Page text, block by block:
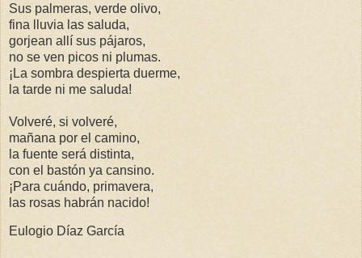
Sus palmeras, verde olivo,
fina lluvia las saluda,
gorjean allí sus pájaros,
no se ven picos ni plumas.
¡La sombra despierta duerme,
la tarde ni me saluda!
Volveré, si volveré,
mañana por el camino,
la fuente será distinta,
con el bastón ya cansino.
¡Para cuándo, primavera,
las rosas habrán nacido!
Eulogio Díaz García